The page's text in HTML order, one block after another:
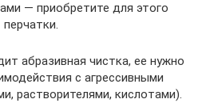
— приобретите для этого
перчатки.
абразивная чистка, ее нужно
с агрессивными
растворителями, кислотами).